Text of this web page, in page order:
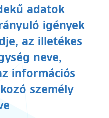
adatok
igények
az illetékes
neve,
információs
személy